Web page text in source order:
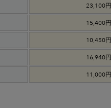
23,100円
15,400円
10,450円
16,940円
11,000円